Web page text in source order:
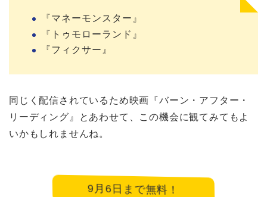
『マネーモンスター』
『トゥモローランド』
『フィクサー』
同じく配信されているため映画『バーン・アフター・
リーディング』とあわせて、この機会に観てみてもよ
いかもしれませんね。
9月6日まで無料！